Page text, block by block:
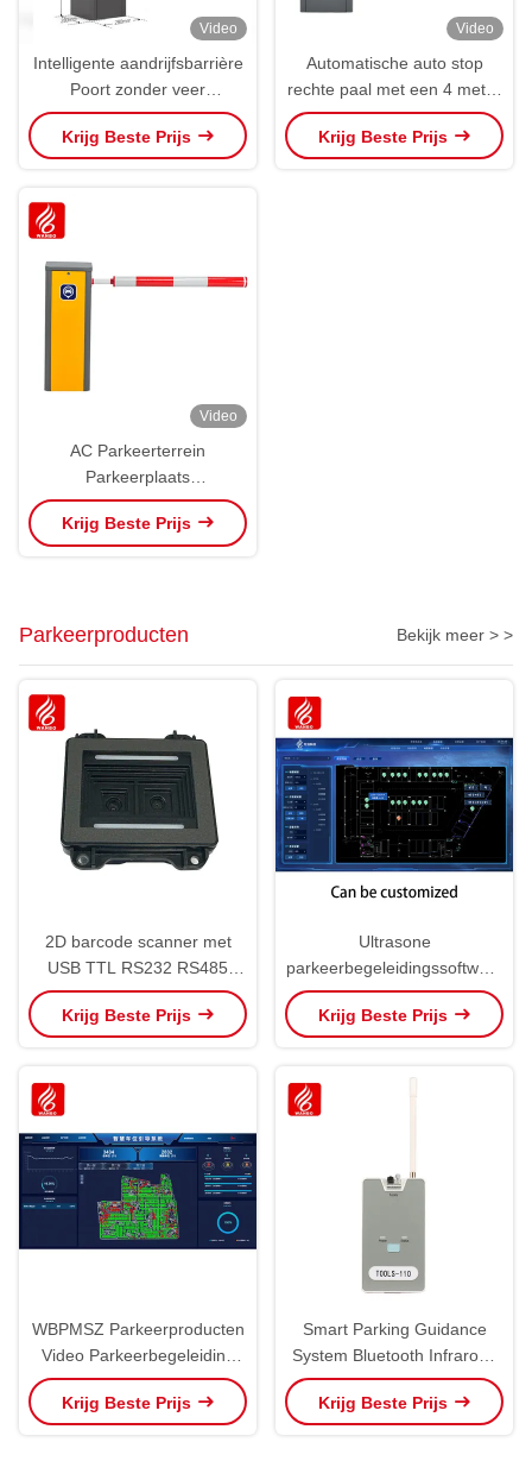
Video
Intelligente aandrijfsbarrière
Poort zonder veer
vierstapsversnellingsbak
Parkeerbarrière
Krijg Beste Prijs
Video
Automatische auto stop
rechte paal met een 4 meter
verlenging parkeren auto
terugtrekbaar hefboom
Krijg Beste Prijs
Video
AC Parkeerterrein
Parkeerplaats
Betalingssysteem
Toegangscontrole
Krijg Beste Prijs
Parkeerproducten Bekijk meer > >
2D barcode scanner met
USB TTL RS232 RS485
interface parkeerapparatuur
Krijg Beste Prijs
Ultrasone
parkeerbegeleidingssoftware
PGS Ultrasone platform PMS
Parkeerproducten
Krijg Beste Prijs
WBPMSZ Parkeerproducten
Video Parkeerbegeleiding
Software VPGS System Find
My Car
Krijg Beste Prijs
Smart Parking Guidance
System Bluetooth Infrarood
Android Phone APP Mobiele
telefoon Debugging
Krijg Beste Prijs